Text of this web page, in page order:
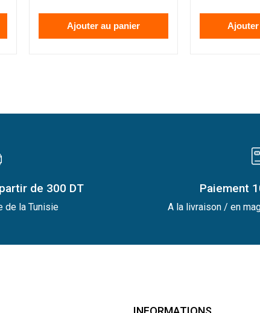
Ajouter au panier
de 300 DT
de la Tunisie
Paiement
A la livraison / en